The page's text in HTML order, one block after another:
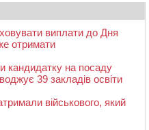
виплати до Дня
отримати
кандидатку на посаду
39 закладів освіти
військового, який